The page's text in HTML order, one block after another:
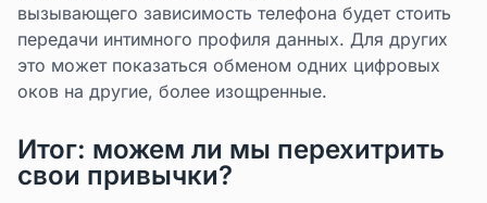
вызывающего зависимость телефона будет стоить
передачи интимного профиля данных. Для других
это может показаться обменом одних цифровых
оков на другие, более изощренные.
Итог: можем ли мы перехитрить
свои привычки?